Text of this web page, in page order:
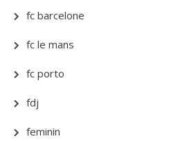
fc barcelone
fc le mans
fc porto
fdj
feminin